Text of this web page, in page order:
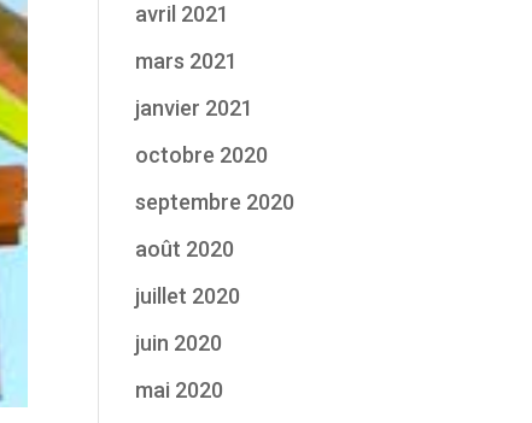
avril 2021
mars 2021
janvier 2021
octobre 2020
septembre 2020
août 2020
juillet 2020
juin 2020
mai 2020